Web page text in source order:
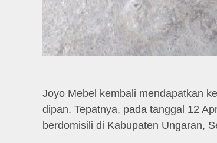
Joyo Mebel kembali mendapatkan
dipan. Tepatnya, pada tanggal 12
berdomisili di Kabupaten Ungaran,